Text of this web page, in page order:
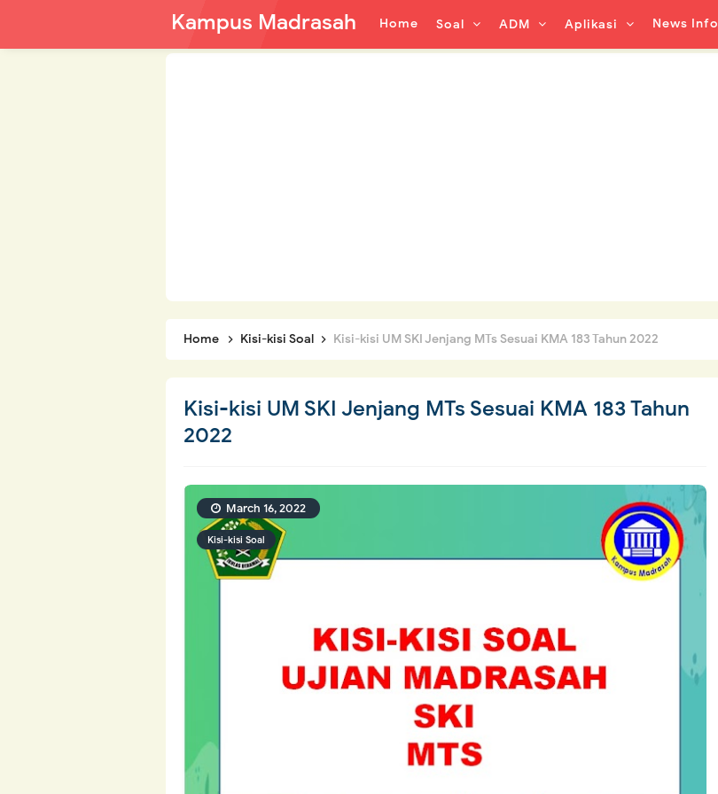
Kampus Madrasah Home Soal ADM Aplikasi News Info
Home Kisi-kisi Soal Kisi-kisi UM SKI Jenjang MTs Sesuai KMA 183 Tahun 2022
Kisi-kisi UM SKI Jenjang MTs Sesuai KMA 183 Tahun
2022
Kisi-kisi Soal
March 16, 2022